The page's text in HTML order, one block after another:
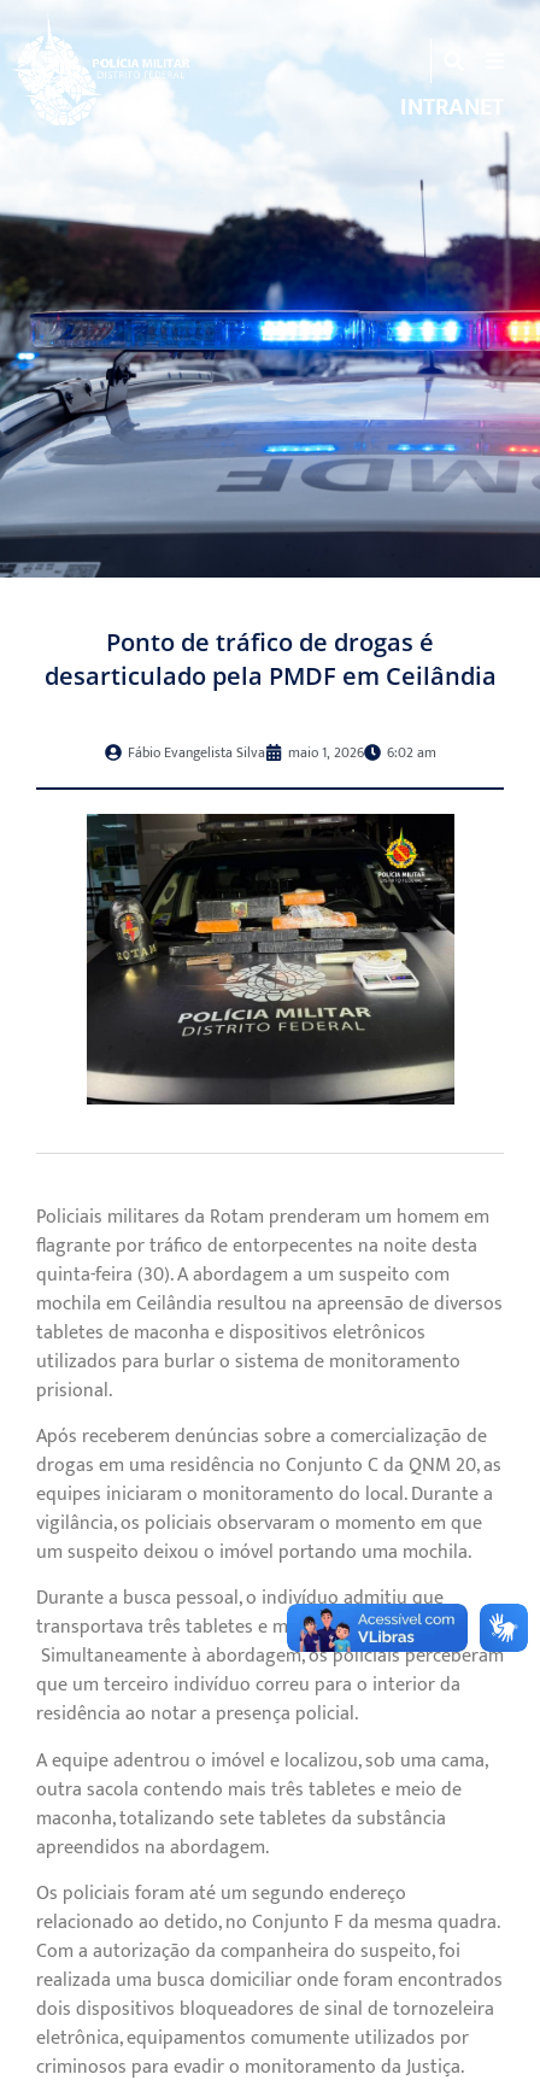
INTRANET
Ponto de tráfico de drogas é
desarticulado pela PMDF em Ceilândia
Fábio Evangelista Silva maio 1, 2026 6:02 am
Policiais militares da Rotam prenderam um homem em
flagrante por tráfico de entorpecentes na noite desta
quinta-feira (30). A abordagem a um suspeito com
mochila em Ceilândia resultou na apreensão de diversos
tabletes de maconha e dispositivos eletrônicos
utilizados para burlar o sistema de monitoramento
prisional.
Após receberem denúncias sobre a comercialização de
drogas em uma residência no Conjunto C da QNM 20, as
equipes iniciaram o monitoramento do local. Durante a
vigilância, os policiais observaram o momento em que
um suspeito deixou o imóvel portando uma mochila.
Durante a busca pessoal, o indivíduo admitiu que
transportava três tabletes e meio de maconha.
Simultaneamente à abordagem, os policiais perceberam
que um terceiro indivíduo correu para o interior da
residência ao notar a presença policial.
A equipe adentrou o imóvel e localizou, sob uma cama,
outra sacola contendo mais três tabletes e meio de
maconha, totalizando sete tabletes da substância
apreendidos na abordagem.
Os policiais foram até um segundo endereço
relacionado ao detido, no Conjunto F da mesma quadra.
Com a autorização da companheira do suspeito, foi
realizada uma busca domiciliar onde foram encontrados
dois dispositivos bloqueadores de sinal de tornozeleira
eletrônica, equipamentos comumente utilizados por
criminosos para evadir o monitoramento da Justiça.